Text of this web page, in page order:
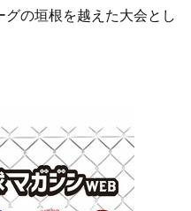
グの垣根を越えた大会とし